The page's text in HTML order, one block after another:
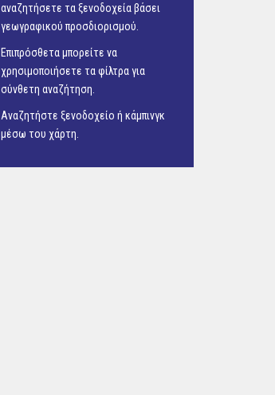
αναζητήσετε τα ξενοδοχεία βάσει
γεωγραφικού προσδιορισμού.
Επιπρόσθετα μπορείτε να
χρησιμοποιήσετε τα φίλτρα για
σύνθετη αναζήτηση.
Αναζητήστε ξενοδοχείο ή κάμπινγκ
μέσω του χάρτη.